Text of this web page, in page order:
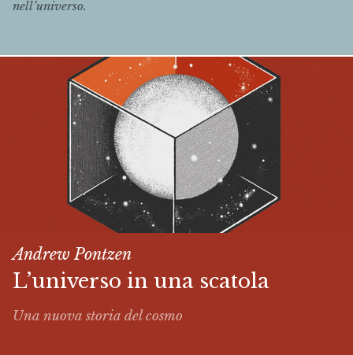
nell’universo.
Andrew Pontzen
L’universo in una scatola
Una nuova storia del cosmo